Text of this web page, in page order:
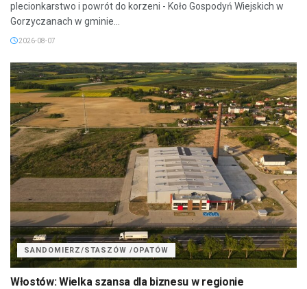
plecionkarstwo i powrót do korzeni - Koło Gospodyń Wiejskich w
Gorzyczanach w gminie...
2026-08-07
SANDOMIERZ/STASZÓW /OPATÓW
Włostów: Wielka szansa dla biznesu w regionie